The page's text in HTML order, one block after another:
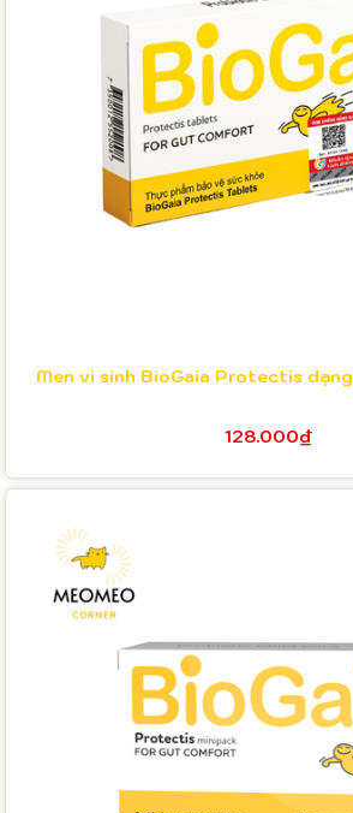
Men vi sinh BioGaia Protectis
128.000₫